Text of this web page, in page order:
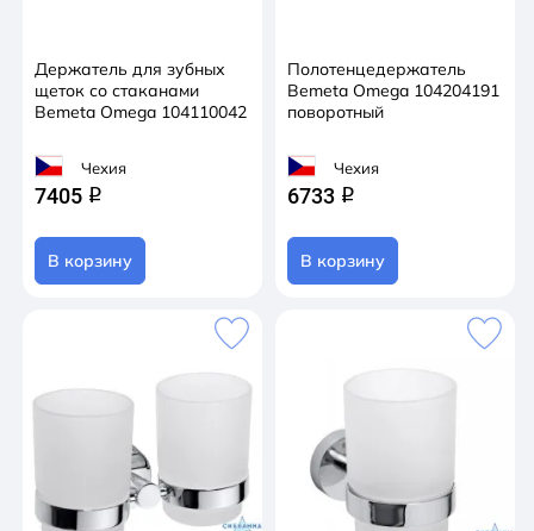
Держатель для зубных
щеток со стаканами
Bemeta Omega 104110042
Чехия
7405 q
В корзину
Полотенцедержатель
Bemeta Omega 104204191
поворотный
Чехия
6733 q
В корзину